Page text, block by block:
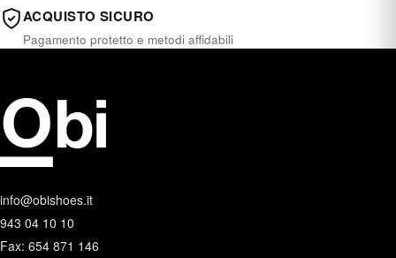
ACQUISTO SICURO
Pagamento protetto e metodi affidabili
info@obishoes.it
943 04 10 10
Fax: 654 871 146